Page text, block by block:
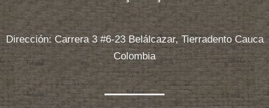
Dirección: Carrera 3 #6-23 Belálcazar, Tierradento Cauca
Colombia